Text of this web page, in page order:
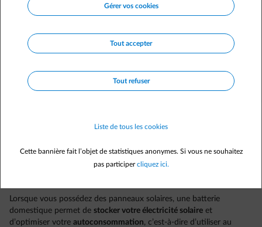
Lorsque vous possédez des panneaux solaires, une batterie
domestique permet de stocker votre électricité solaire et
d’optimiser votre autoconsommation, c’est-à-dire d’utiliser au
Gérer vos cookies
Tout accepter
Tout refuser
Liste de tous les cookies
Cette bannière fait l’objet de statistiques anonymes. Si vous ne souhaitez
pas participercliquez ici.